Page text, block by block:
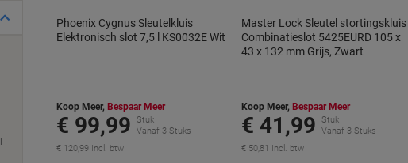
Phoenix Cygnus Sleutelkluis
Elektronisch slot 7,5 l KS0032E Wit
Koop Meer, Bespaar Meer
€ 99,99
Stuk
Vanaf 3 Stuks
€ 120,99 Incl. btw
Master Lock Sleutel stortingskluis
Combinatieslot 5425EURD 105 x
43 x 132 mm Grijs, Zwart
Koop Meer, Bespaar Meer
€ 41,99
Stuk
Vanaf 3 Stuks
€ 50,81 Incl. btw